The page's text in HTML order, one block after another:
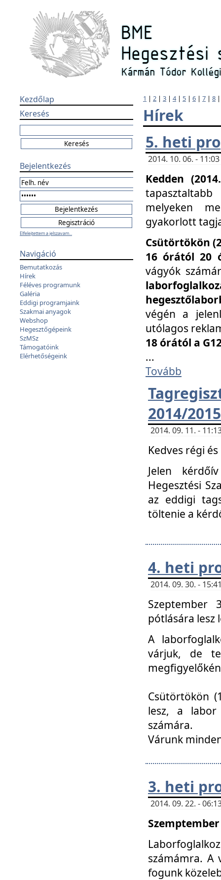
Kezdőlap
Keresés
Bejelentkezés
Elfelejtettem a jelszavam...
Navigáció
Bemutatkozás
Hírek
Féléves programunk
Galéria
Eddigi programjaink
Szakmai anyagok
Webshop
Hegesztőgépeink
SzMSz
Támogatóink
Elérhetőségeink
1 | 2 | 3 | 4| 5 | 6 | 7 | 8
Hírek
5. heti
2014. 10. 06. -
Kedden
melyeken
gyakorlott
Csütörtökön
16 órától 20
vágyók
végén a
utólagos
18 órától a
...
Tovább
2014/
2014. 09. 11. -
Kedves régi
Jelen
Hegesztési
az eddigi
töltenie a
4. heti
2014. 09. 30. -
Szeptember
pótlására lesz
A
várjuk, de
Csütörtökön
lesz, a labor
számára.
Várunk
3. heti
2014. 09. 22. -
számámra. A
fogunk